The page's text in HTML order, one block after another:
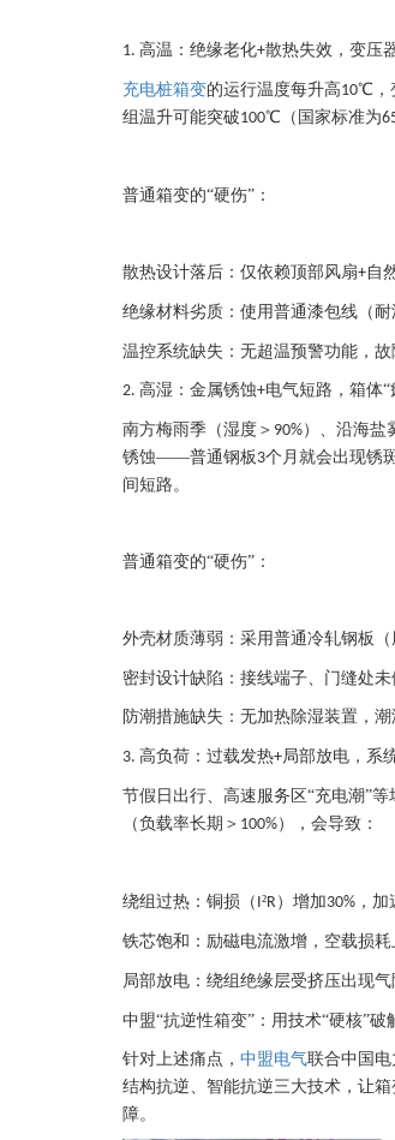
1. 高温：绝缘老化+散热失效，变压
充电桩箱变的运行温度每升高10℃，
组温升可能突破100℃（国家标准为
普通箱变的“硬伤”：
散热设计落后：仅依赖顶部风扇+自
绝缘材料劣质：使用普通漆包线（耐
温控系统缺失：无超温预警功能，故
2. 高湿：金属锈蚀+电气短路，箱体“
南方梅雨季（湿度＞ 90%）、沿海盐
锈蚀——普通钢板 3个月就会出现锈
间短路。
普通箱变的“硬伤”：
外壳材质薄弱：采用普通冷轧钢板（
密封设计缺陷：接线端子、门缝处
防潮措施缺失：无加热除湿装置，
3. 高负荷：过载发热+局部放电，系
节假日出行、高速服务区“充电潮”
（负载率长期＞ 100%），会导致：
绕组过热：铜损（ I²R）增加30% ，
铁芯饱和：励磁电流激增，空载损耗
局部放电：绕组绝缘层受挤压出现
中盟“抗逆性箱变”：用技术“硬核”破
针对上述痛点， 中盟电气联合中国
结构抗逆、智能抗逆三大技术，让箱
障。